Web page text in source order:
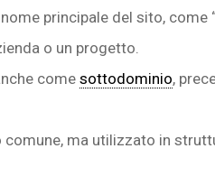
nome principale del sito, come
o un progetto.
come sottodominio,
comune, ma utilizzato in